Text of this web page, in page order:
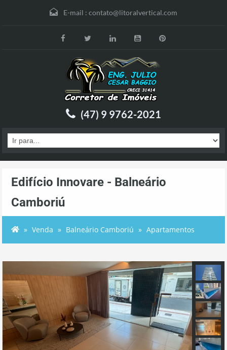
E-mail : contato@litoralvertical.com
(47) 9 9762-2021
Edifício Innovare - Balneário
Camboriú
Venda Balneário Camboriú Apartamentos